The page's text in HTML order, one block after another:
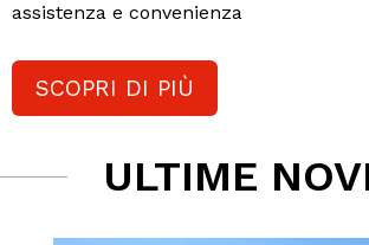
assistenza e convenienza
SCOPRI DI PIÙ
ULTIME